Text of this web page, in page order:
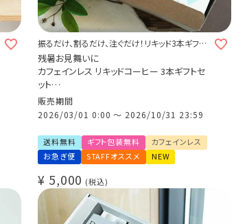
振るだけ、割るだけ、注ぐだけ！リキッド3本ギフト
セット
残暑お見舞いに
カフェインレス リキッドコーヒー 3本ギフトセ
ット
クラッシュド デカフェ ゼリー 1本
デカフェ オレベース【無糖】1本
デカフェ アイスコーヒー 1本
販売期間
2026/03/01 0:00〜 2026/10/31 23:59
送料無料 ギフト包装無料
カフェインレス
お急ぎ便
STAFFオススメ NEW
¥ 5,000 税込